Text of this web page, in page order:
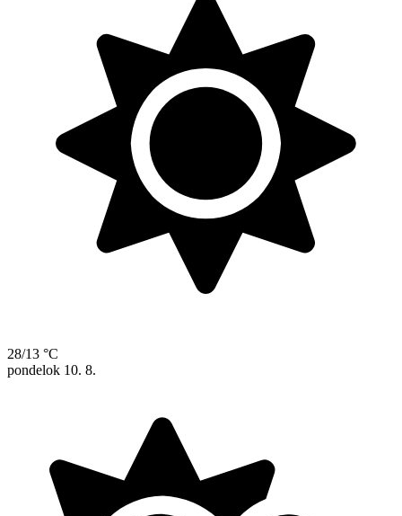
28/13 °C
pondelok 10. 8.